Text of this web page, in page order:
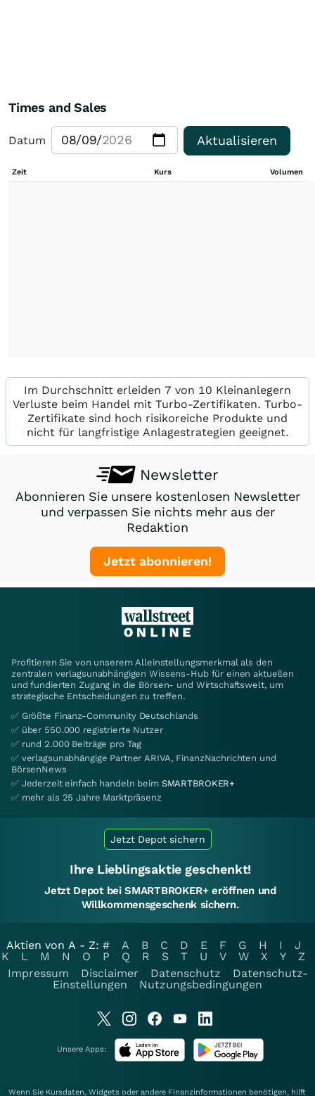
Times and Sales
Datum Aktualisieren
Zeit Kurs Volumen
Im Durchschnitt erleiden 7 von 10 Kleinanlegern
Verluste beim Handel mit Turbo-Zertifikaten. Turbo-
Zertifikate sind hoch risikoreiche Produkte und
nicht für langfristige Anlagestrategien geeignet.
Newsletter
Abonnieren Sie unsere kostenlosen Newsletter
und verpassen Sie nichts mehr aus der
Redaktion
Jetzt abonnieren!
Profitieren Sie von unserem Alleinstellungsmerkmal als den
zentralen verlagsunabhängigen Wissens-Hub für einen aktuellen
und fundierten Zugang in die Börsen- und Wirtschaftswelt, um
strategische Entscheidungen zu treffen.
✅ Größte Finanz-Community Deutschlands
✅ über 550.000 registrierte Nutzer
✅ rund 2.000 Beiträge pro Tag
✅ verlagsunabhängige Partner ARIVA, FinanzNachrichten und
BörsenNews
✅ Jederzeit einfach handeln beim SMARTBROKER+
✅ mehr als 25 Jahre Marktpräsenz
Jetzt Depot sichern
Ihre Lieblingsaktie geschenkt!
Jetzt Depot bei SMARTBROKER+ eröffnen und
Willkommensgeschenk sichern.
Aktien von A - Z: # A B C D E F G H I
J
K
L M N O P Q R S T U V W X Y
Z
Impressum
Disclaimer Datenschutz
Datenschutz-
Einstellungen
Nutzungsbedingungen
Unsere Apps:
Wenn Sie Kursdaten, Widgets oder andere Finanzinformationen benötigen, hilft